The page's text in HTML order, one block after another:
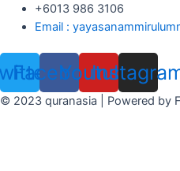
+6013 986 3106
Email :
Facebook
Youtube
© 2023 quranasia | Powered by